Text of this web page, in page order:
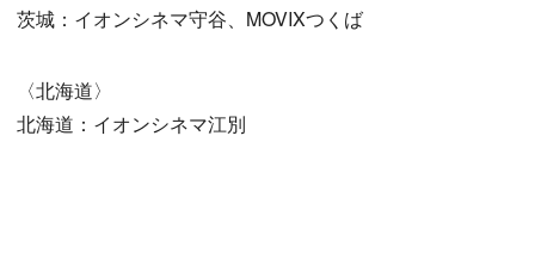
茨城：イオンシネマ守谷、MOVIXつくば
〈北海道〉
北海道：イオンシネマ江別